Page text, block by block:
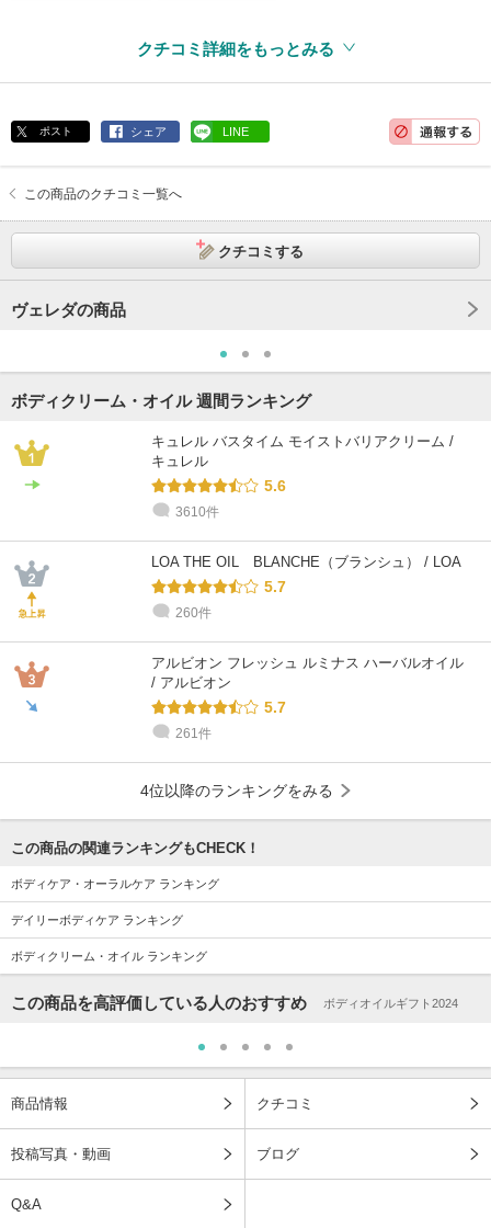
クチコミ詳細をもっとみる
ポスト シェア LINE
この商品のクチコミ一覧へ
クチコミする
ヴェレダの商品
ボディクリーム・オイル 週間ランキング
キュレル バスタイム モイストバリアクリーム /
キュレル
5.6
3610件
LOA THE OIL BLANCHE（ブランシュ） / LOA
5.7
260件
アルビオン フレッシュ ルミナス ハーバルオイル
/ アルビオン
5.7
261件
4位以降のランキングをみる
この商品の関連ランキングもCHECK！
ボディケア・オーラルケア ランキング
デイリーボディケア ランキング
ボディクリーム・オイル ランキング
この商品を高評価している人のおすすめ ボディオイルギフト2024
商品情報 クチコミ
投稿写真・動画 ブログ
Q&A